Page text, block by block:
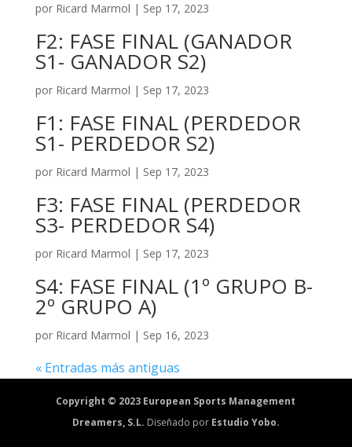
por Ricard Marmol | Sep 17, 2023
F2: FASE FINAL (GANADOR
S1- GANADOR S2)
por Ricard Marmol | Sep 17, 2023
F1: FASE FINAL (PERDEDOR
S1- PERDEDOR S2)
por Ricard Marmol | Sep 17, 2023
F3: FASE FINAL (PERDEDOR
S3- PERDEDOR S4)
por Ricard Marmol | Sep 17, 2023
S4: FASE FINAL (1º GRUPO B-
2º GRUPO A)
por Ricard Marmol | Sep 16, 2023
« Entradas más antiguas
Copyright © 2023 European Sports Management
Dreamers, S.L. Diseñado por Estudio Yobo.